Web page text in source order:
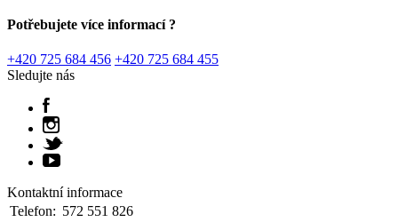
Potřebujete více informací ?
+420 725 684 456 +420 725 684 455
Sledujte nás
Kontaktní informace
Telefon: 572 551 826